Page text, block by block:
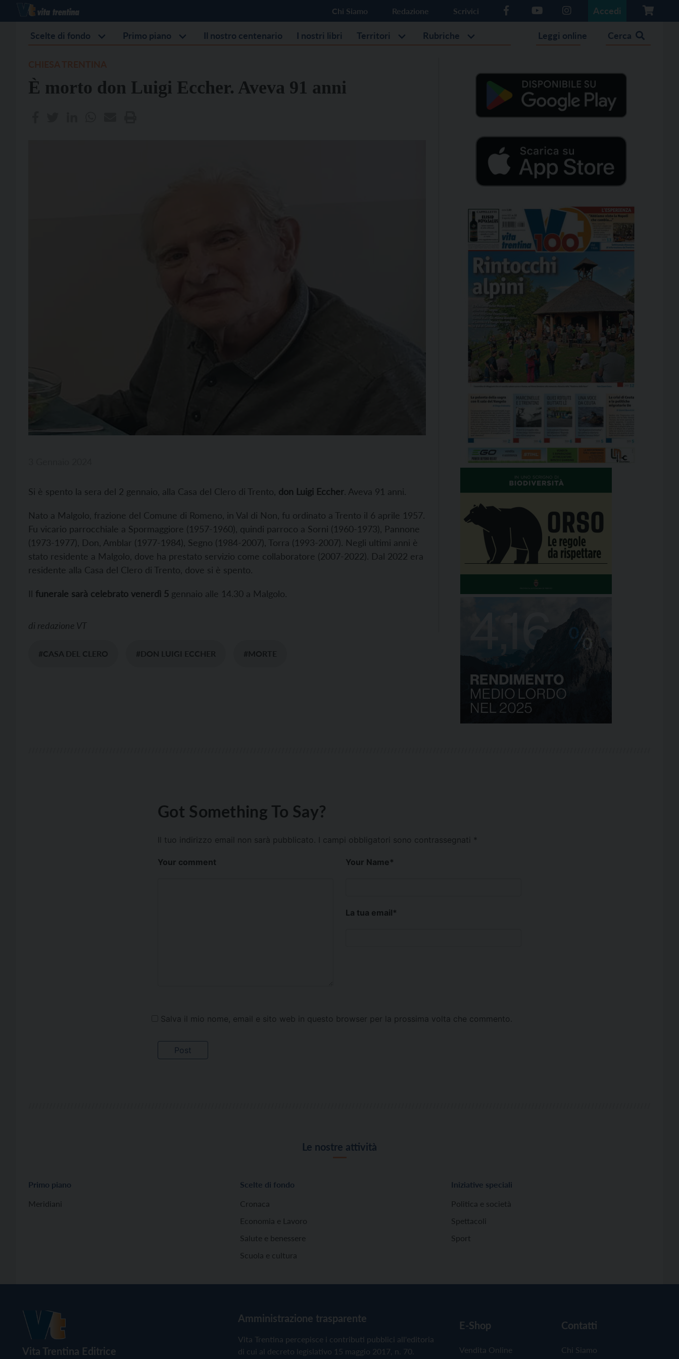
Chi Siamo Redazione Scrivici Accedi
Scelte di fondo Primo piano Il nostro centenario I nostri libri Territori Rubriche Leggi online Cerca
È morto don Luigi Eccher. Aveva 91 anni
Si è spento la sera del 2 gennaio, alla Casa del Clero di Trento, don Luigi Eccher. Aveva 91 anni.
Nato a Malgolo, frazione del Comune di Romeno, in Val di Non, fu ordinato a Trento il 6 aprile 1957.
Fu vicario parrocchiale a Spormaggiore (1957-1960), quindi parroco a Sorni (1960-1973), Pannone
(1973-1977), Don, Amblar (1977-1984), Segno (1984-2007), Torra (1993-2007). Negli ultimi anni è
stato residente a Malgolo, dove ha prestato servizio come collaboratore (2007-2022). Dal 2022 era
residente alla Casa del Clero di Trento, dove si è spento.
Il funerale sarà celebrato venerdì 5 gennaio alle 14.30 a Malgolo.
di redazione VT
#CASA DEL CLERO #DON LUIGI ECCHER #MORTE
Got Something To Say?
Il tuo indirizzo email non sarà pubblicato. I campi obbligatori sono contrassegnati *
Your comment Your Name*
La tua email*
Salva il mio nome, email e sito web in questo browser per la prossima volta che commento.
Le nostre attività
Primo piano
Meridiani
Scelte di fondo
Cronaca
Economia e Lavoro
Salute e benessere
Scuola e cultura
Iniziative speciali
Politica e società
Spettacoli
Sport
Vita Trentina Editrice
Amministrazione trasparente
Vita Trentina percepisce i contributi pubblici all'editoria
di cui al decreto legislativo 15 maggio 2017, n. 70.
E-Shop
Vendita Online
Contatti
Chi Siamo